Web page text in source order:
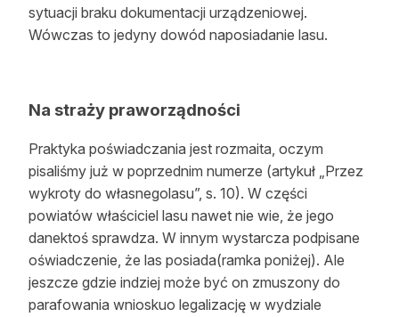
sytuacji braku dokumentacji urządzeniowej.
Wówczas to jedyny dowód naposiadanie lasu.
Na straży praworządności
Praktyka poświadczania jest rozmaita, oczym
pisaliśmy już w poprzednim numerze (artykuł „Przez
wykroty do własnegolasu”, s. 10). W części
powiatów właściciel lasu nawet nie wie, że jego
danektoś sprawdza. W innym wystarcza podpisane
oświadczenie, że las posiada(ramka poniżej). Ale
jeszcze gdzie indziej może być on zmuszony do
parafowania wnioskuo legalizację w wydziale